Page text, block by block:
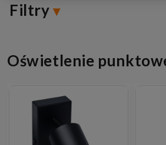
Filtry
Oświetlenie